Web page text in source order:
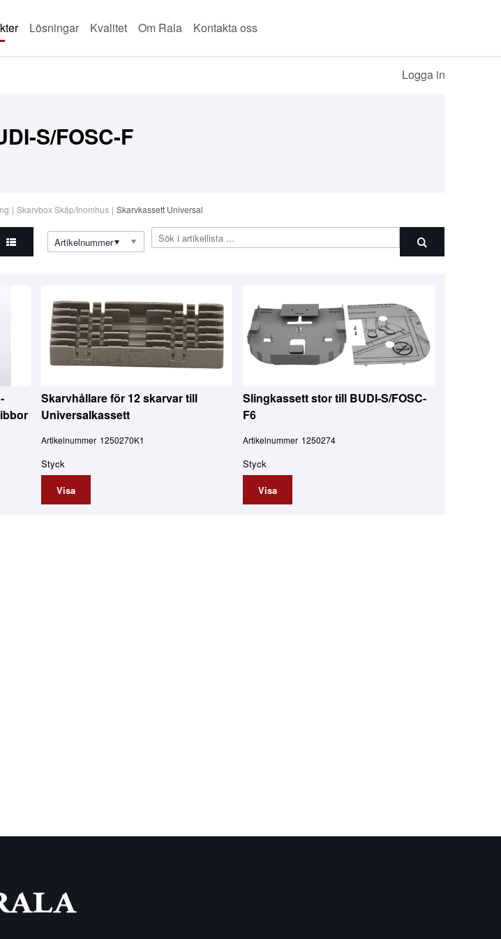
Lösningar Kvalitet Om Rala Kontakta oss
Logga in
S/FOSC-F
| Skarvbox Skåp/Inomhus | Skarvkassett Universal
Artikelnummer
Skarvhållare för 12 skarvar till
Universalkassett
Artikelnummer 1250270K1
Styck
Visa
Slingkassett stor till BUDI-S/FOSC-
F6
Artikelnummer 1250274
Styck
Visa